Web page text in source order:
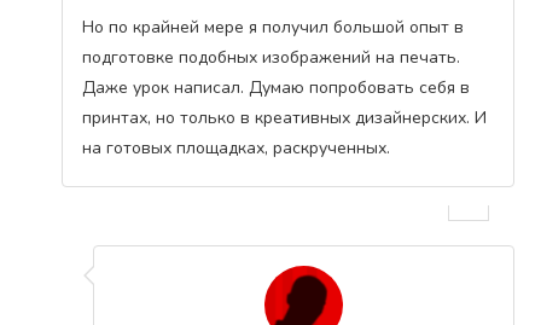
Но по крайней мере я получил большой опыт в
подготовке подобных изображений на печать.
Даже урок написал. Думаю попробовать себя в
принтах, но только в креативных дизайнерских. И
на готовых площадках, раскрученных.